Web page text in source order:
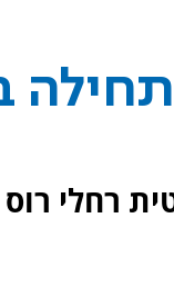
רחלי